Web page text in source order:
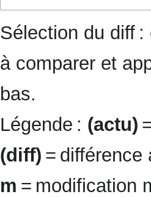
navigation
recherche
Sélection du diff
à comparer et
bas.
Légende : (actu)
(diff) = différence
m = modification